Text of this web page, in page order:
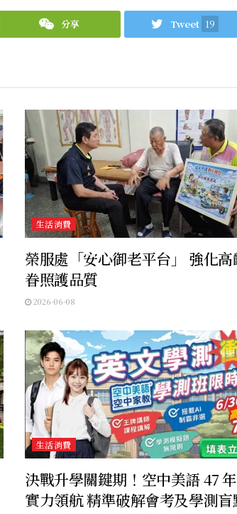
分享 Tweet 19
生活消費
榮服處「安心御老平台」 強化
眷照護品質
2026-06-08
生活消費
決戰升學關鍵期！空中美語 47
實力領航 精準破解會考及學測